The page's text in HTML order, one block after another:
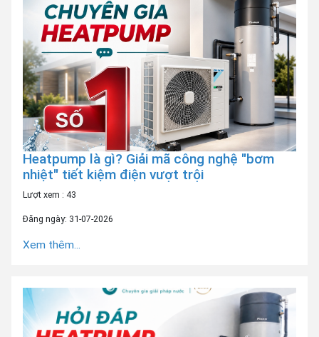
Heatpump là gì? Giải mã công nghệ "bơm
nhiệt" tiết kiệm điện vượt trội
Lượt xem : 43
Đăng ngày: 31-07-2026
Xem thêm...